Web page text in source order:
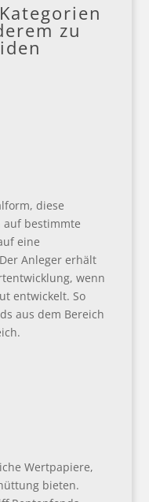
zu
diese
bestimmte
eine
Anleger erhält
wenn
entwickelt. So
aus dem Bereich
Wertpapiere,
bieten.